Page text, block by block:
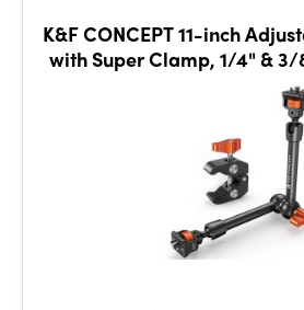
K&F CONCEPT 11-inch
with Super Clamp, 1/4" & 3/
Screws for